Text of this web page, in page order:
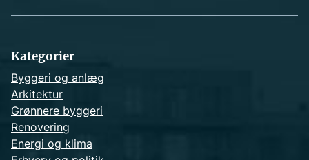
Kategorier
Byggeri og anlæg
Arkitektur
Grønnere byggeri
Renovering
Energi og klima